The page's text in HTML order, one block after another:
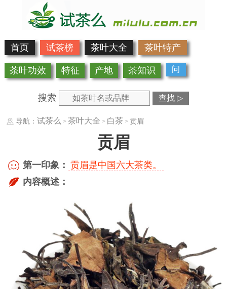
首页 试茶榜 茶叶大全 茶叶特产
茶叶功效 特征 产地 茶知识 问
搜索 查找 ▷
导航： 试茶么 > 茶叶大全 > 白茶 > 贡眉
贡眉
第一印象： 贡眉是中国六大茶类。
内容概述：